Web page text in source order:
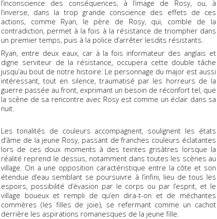
l’inconscience des conséquences, à l’image de Rosy, ou, à
l’inverse, dans la trop grande conscience des effets de ces
actions, comme Ryan, le père de Rosy, qui, comble de la
contradiction, permet à la fois à la résistance de triompher dans
un premier temps, puis à la police d’arrêter lesdits résistants.
Ryan, entre deux eaux, car à la fois informateur des anglais et
digne serviteur de la résistance, occupera cette double tâche
jusqu’au bout de notre histoire. Le personnage du major est aussi
intéressant, tout en silence, traumatisé par les horreurs de la
guerre passée au front, exprimant un besoin de réconfort tel, que
la scène de sa rencontre avec Rosy est comme un éclair dans sa
nuit.
Les tonalités de couleurs accompagnent, soulignent les états
d’âme de la jeune Rosy, passant de franches couleurs éclatantes
lors de ces doux moments à des teintes grisâtres lorsque la
réalité reprend le dessus, notamment dans toutes les scènes au
village. On a une opposition caractéristique entre la côte et son
étendue d’eau semblant se poursuivre à l’infini, lieu de tous les
espoirs, possibilité d’évasion par le corps ou par l’esprit, et le
village boueux et rempli de qu’en dira-t-on et de méchantes
commères (les filles de joie), se refermant comme un cachot
derrière les aspirations romanesques de la jeune fille.